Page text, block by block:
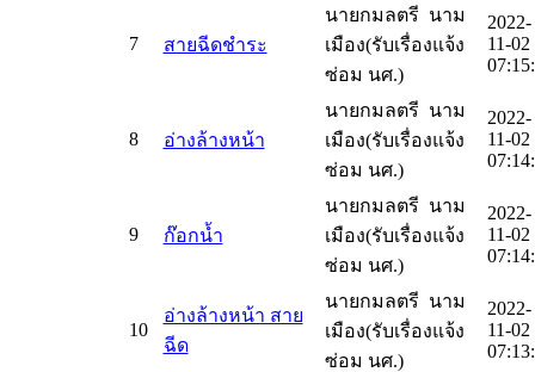
7 สายฉีดชำระ
นายกมลตรี นาม
เมือง(รับเรื่องแจ้ง
ซ่อม นศ.)
2022-
11-02
8 อ่างล้างหน้า
นายกมลตรี นาม
เมือง(รับเรื่องแจ้ง
ซ่อม นศ.)
2022-
11-02
9 ก๊อกน้ำ
นายกมลตรี นาม
เมือง(รับเรื่องแจ้ง
ซ่อม นศ.)
2022-
11-02
10
อ่างล้างหน้า สาย
ฉีด
นายกมลตรี นาม
เมือง(รับเรื่องแจ้ง
ซ่อม นศ.)
2022-
11-02